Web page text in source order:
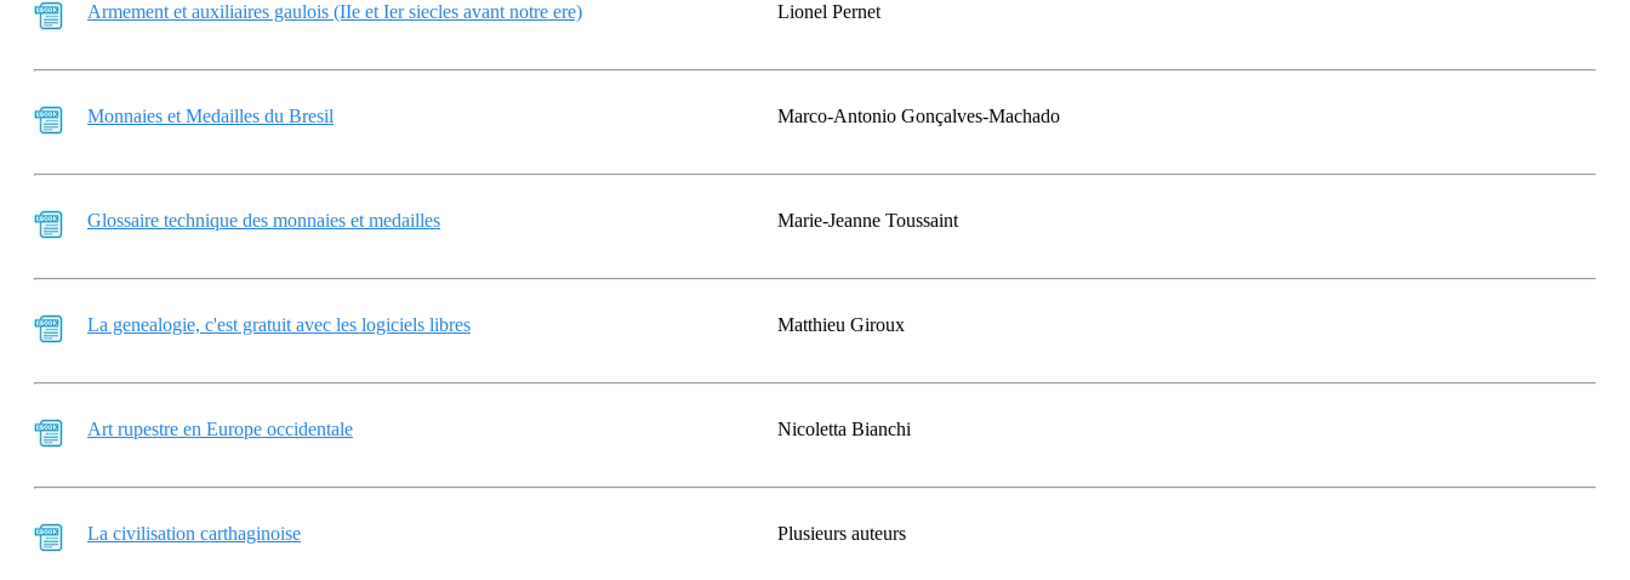
Armement et auxiliaires gaulois (IIe et Ier siecles avant notre ere) Lionel Pernet
Monnaies et Medailles du Bresil Marco-Antonio Gonçalves-Machado
Glossaire technique des monnaies et medailles Marie-Jeanne Toussaint
La genealogie, c'est gratuit avec les logiciels libres Matthieu Giroux
Art rupestre en Europe occidentale Nicoletta Bianchi
La civilisation carthaginoise Plusieurs auteurs